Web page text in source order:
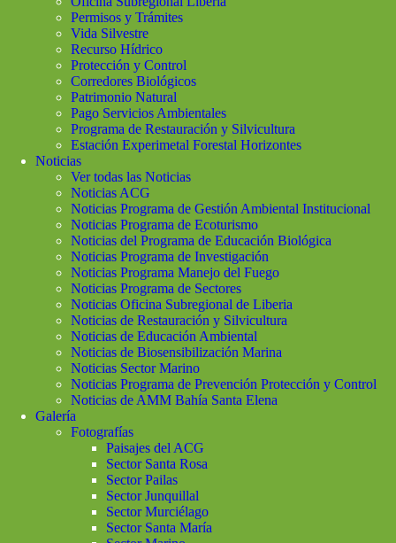
Permisos y Trámites
Vida Silvestre
Recurso Hídrico
Protección y Control
Corredores Biológicos
Patrimonio Natural
Pago Servicios Ambientales
Programa de Restauración y Silvicultura
Estación Experimetal Forestal Horizontes
Noticias
Ver todas las Noticias
Noticias ACG
Noticias Programa de Gestión Ambiental Institucional
Noticias Programa de Ecoturismo
Noticias del Programa de Educación Biológica
Noticias Programa de Investigación
Noticias Programa Manejo del Fuego
Noticias Programa de Sectores
Noticias Oficina Subregional de Liberia
Noticias de Restauración y Silvicultura
Noticias de Educación Ambiental
Noticias de Biosensibilización Marina
Noticias Sector Marino
Noticias Programa de Prevención Protección y Control
Noticias de AMM Bahía Santa Elena
Galería
Fotografías
Paisajes del ACG
Sector Santa Rosa
Sector Pailas
Sector Junquillal
Sector Murciélago
Sector Santa María